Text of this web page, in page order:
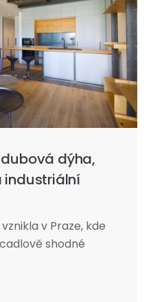
dubová dýha,
industriální
v Praze, kde
shodné